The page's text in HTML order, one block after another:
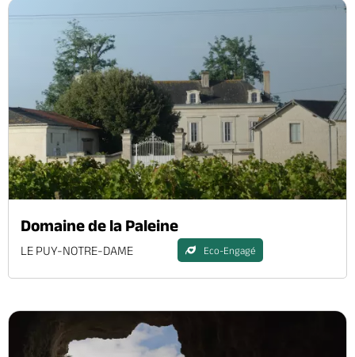
Domaine de la Paleine
LE PUY-NOTRE-DAME Eco-Engagé